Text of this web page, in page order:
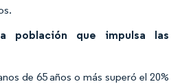
población que impulsa las
de 65 años o más superó el 20%